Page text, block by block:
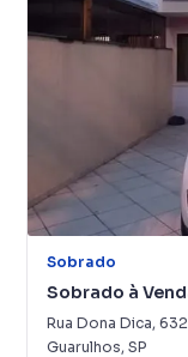
Sobrado
Sobrado à
Tranqüilidade
Rua Dona Dica, 632
Guarulhos, SP